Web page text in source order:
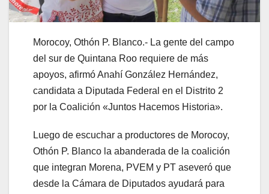
Morocoy, Othón P. Blanco.- La gente del campo
del sur de Quintana Roo requiere de más
apoyos, afirmó Anahí González Hernández,
candidata a Diputada Federal en el Distrito 2
por la Coalición «Juntos Hacemos Historia».
Luego de escuchar a productores de Morocoy,
Othón P. Blanco la abanderada de la coalición
que integran Morena, PVEM y PT aseveró que
desde la Cámara de Diputados ayudará para